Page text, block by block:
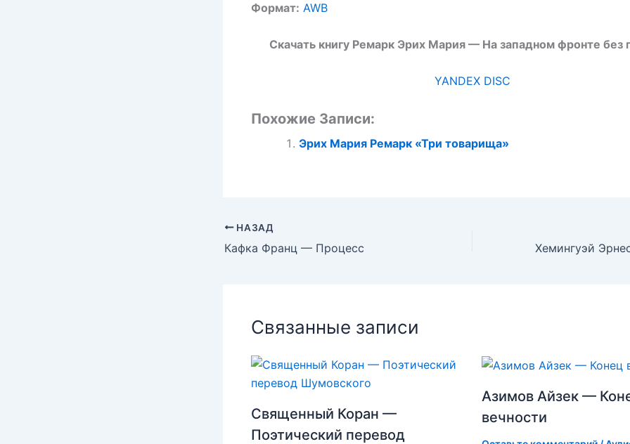
Формат: AWB
Скачать книгу Ремарк Эрих Мария — На западном фронте без
YANDEX DISC
Похожие Записи:
Эрих Мария Ремарк «Три товарища»
НАЗАД
Кафка Франц — Процесс
Связанные записи
Священный Коран —
Поэтический перевод
Азимов Айзек —
вечности